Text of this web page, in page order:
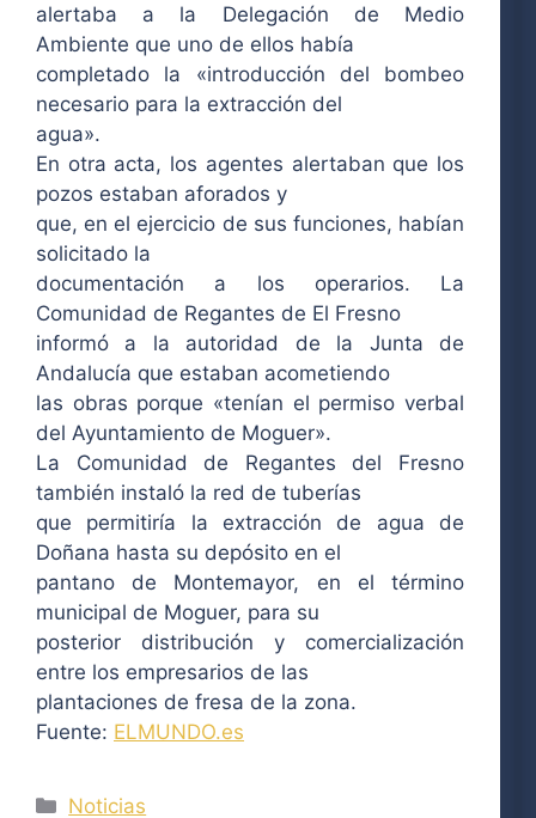
alertaba a la Delegación de Medio
Ambiente que uno de ellos había
completado la «introducción del bombeo
necesario para la extracción del
agua».
En otra acta, los agentes alertaban que los
pozos estaban aforados y
que, en el ejercicio de sus funciones, habían
solicitado la
documentación a los operarios. La
Comunidad de Regantes de El Fresno
informó a la autoridad de la Junta de
Andalucía que estaban acometiendo
las obras porque «tenían el permiso verbal
del Ayuntamiento de Moguer».
La Comunidad de Regantes del Fresno
también instaló la red de tuberías
que permitiría la extracción de agua de
Doñana hasta su depósito en el
pantano de Montemayor, en el término
municipal de Moguer, para su
posterior distribución y comercialización
entre los empresarios de las
plantaciones de fresa de la zona.
Fuente: ELMUNDO.es
Categorías
Noticias